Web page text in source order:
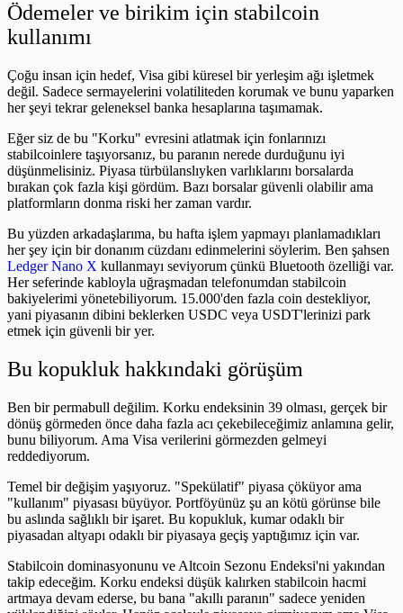
Ödemeler ve birikim için stabilcoin
kullanımı
Çoğu insan için hedef, Visa gibi küresel bir yerleşim ağı işletmek
değil. Sadece sermayelerini volatiliteden korumak ve bunu yaparken
her şeyi tekrar geleneksel banka hesaplarına taşımamak.
Eğer siz de bu "Korku" evresini atlatmak için fonlarınızı
stabilcoinlere taşıyorsanız, bu paranın nerede durduğunu iyi
düşünmelisiniz. Piyasa türbülanslıyken varlıklarını borsalarda
bırakan çok fazla kişi gördüm. Bazı borsalar güvenli olabilir ama
platformların donma riski her zaman vardır.
Bu yüzden arkadaşlarıma, bu hafta işlem yapmayı planlamadıkları
her şey için bir donanım cüzdanı edinmelerini söylerim. Ben şahsen
Ledger Nano X kullanmayı seviyorum çünkü Bluetooth özelliği var.
Her seferinde kabloyla uğraşmadan telefonumdan stabilcoin
bakiyelerimi yönetebiliyorum. 15.000'den fazla coin destekliyor,
yani piyasanın dibini beklerken USDC veya USDT'lerinizi park
etmek için güvenli bir yer.
Bu kopukluk hakkındaki görüşüm
Ben bir permabull değilim. Korku endeksinin 39 olması, gerçek bir
dönüş görmeden önce daha fazla acı çekebileceğimiz anlamına gelir,
bunu biliyorum. Ama Visa verilerini görmezden gelmeyi
reddediyorum.
Temel bir değişim yaşıyoruz. "Spekülatif" piyasa çöküyor ama
"kullanım" piyasası büyüyor. Portföyünüz şu an kötü görünse bile
bu aslında sağlıklı bir işaret. Bu kopukluk, kumar odaklı bir
piyasadan altyapı odaklı bir piyasaya geçiş yaptığımız için var.
Stabilcoin dominasyonunu ve Altcoin Sezonu Endeksi'ni yakından
takip edeceğim. Korku endeksi düşük kalırken stabilcoin hacmi
artmaya devam ederse, bu bana "akıllı paranın" sadece yeniden